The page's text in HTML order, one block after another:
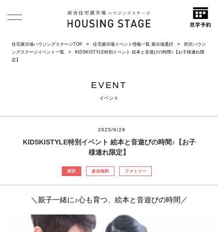
住宅展示場ハウジングステージTOP 住宅展示場イベント情報一覧 展示場選択
所沢ハウジ
ングステージイベント一覧
KIDSKISTYLE特別イベント 絵本と音遊びの時間♪【お子様連れ限
定】
EVENT
イベント
2025/6/28
KIDSKISTYLE特別イベント 絵本と音遊びの時間♪【お子
様連れ限定】
所沢 参加無料 ファミリー
＼親子一緒に♪心も育つ、絵本と音遊びの時間／